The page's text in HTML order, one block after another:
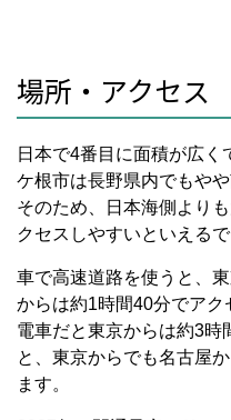
場所・アクセス
日本で4番目に面積が広く
ケ根市は長野県内でもや
そのため、日本海側より
クセスしやすいといえるで
車で高速道路を使うと、
からは約1時間40分でアク
電車だと東京からは約3時
と、東京からでも名古屋
ます。